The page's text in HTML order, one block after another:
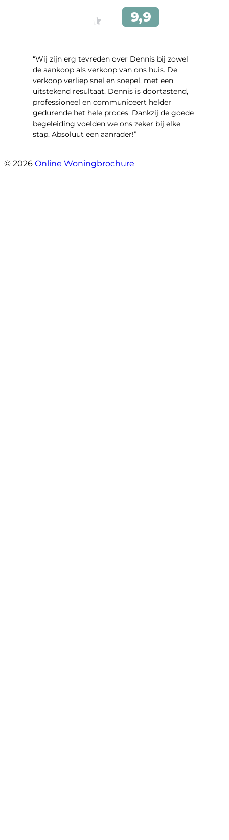
“Wij zijn erg tevreden over Dennis bij zowel
de aankoop als verkoop van ons huis. De
verkoop verliep snel en soepel, met een
uitstekend resultaat. Dennis is doortastend,
professioneel en communiceert helder
gedurende het hele proces. Dankzij de goede
begeleiding voelden we ons zeker bij elke
stap. Absoluut een aanrader!”
© 2026 Online Woningbrochure